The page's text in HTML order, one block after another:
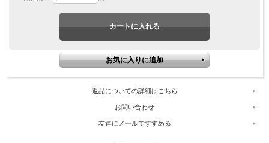
返品についての詳細はこちら
お問い合わせ
友達にメールですすめる